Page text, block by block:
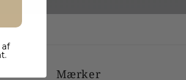
Mærker
af